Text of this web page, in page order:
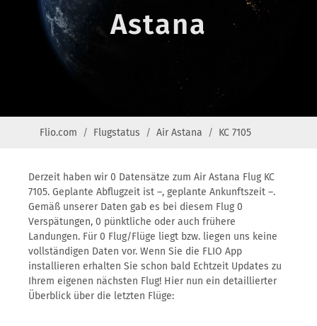
Astana
Flio.com Flugstatus Air Astana KC 7105
Derzeit haben wir 0 Datensätze zum Air Astana Flug KC
7105. Geplante Abflugzeit ist –, geplante Ankunftszeit –.
Gemäß unserer Daten gab es bei diesem Flug 0
Verspätungen, 0 pünktliche oder auch frühere
Landungen. Für 0 Flug/Flüge liegt bzw. liegen uns keine
vollständigen Daten vor. Wenn Sie die FLIO App
installieren erhalten Sie schon bald Echtzeit Updates zu
Ihrem eigenen nächsten Flug! Hier nun ein detaillierter
Überblick über die letzten Flüge: